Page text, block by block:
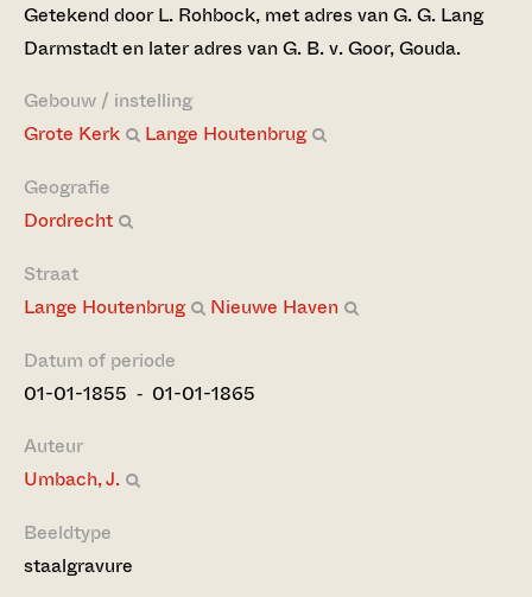
Getekend door L. Rohbock, met adres van G. G. Lang
Darmstadt en later adres van G. B. v. Goor, Gouda.
Gebouw / instelling
Grote Kerk
Lange Houtenbrug
Geografie
Dordrecht
Straat
Lange Houtenbrug
Nieuwe Haven
Datum of periode
01-01-1855 ‐ 01-01-1865
Auteur
Umbach, J.
Beeldtype
staalgravure